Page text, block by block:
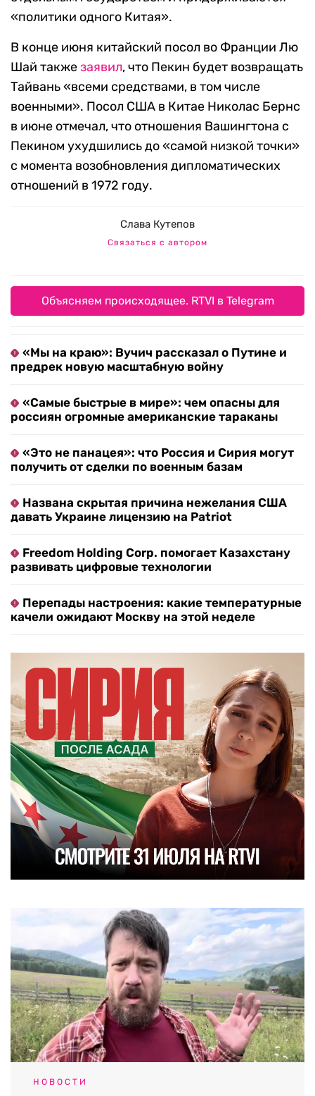
«политики одного Китая».
В конце июня китайский посол во Франции Лю
Шай такжезаявил, что Пекин будет возвращать
Тайвань «всеми средствами, в том числе
военными». Посол США в Китае Николас Бернс
в июне отмечал, что отношения Вашингтона с
Пекином ухудшились до«самой низкой точки»
с момента возобновления дипломатических
отношений в 1972 году.
Слава Кутепов
Связаться с автором
Объясняем происходящее. RTVI в Telegram
«Мы на краю»: Вучич рассказал о Путине и
предрек новую масштабную войну
«Самые быстрые в мире»: чем опасны для
россиян огромные американские тараканы
«Это не панацея»: что Россия и Сирия могут
получить от сделки по военным базам
Названа скрытая причина нежелания США
давать Украине лицензию на Patriot
Freedom Holding Corp. помогает Казахстану
развивать цифровые технологии
Перепады настроения: какие температурные
качели ожидают Москву на этой неделе
НОВОСТИ